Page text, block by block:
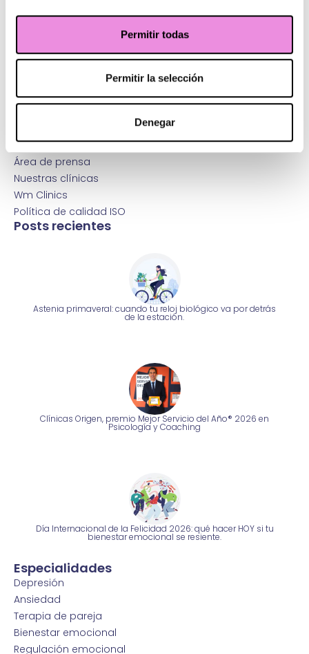
Permitir todas
Permitir la selección
Denegar
Abre tu clínica
Fundación Healthy Ways
Protección de Datos Personales
Más Origen
Atención al paciente
Área de prensa
Nuestras clínicas
Wm Clinics
Política de calidad ISO
Posts recientes
Astenia primaveral: cuando tu reloj biológico va por detrás
de la estación.
Clínicas Origen, premio Mejor Servicio del Año® 2026 en
Psicología y Coaching
Día Internacional de la Felicidad 2026: qué hacer HOY si tu
bienestar emocional se resiente.
Especialidades
Depresión
Ansiedad
Terapia de pareja
Bienestar emocional
Regulación emocional